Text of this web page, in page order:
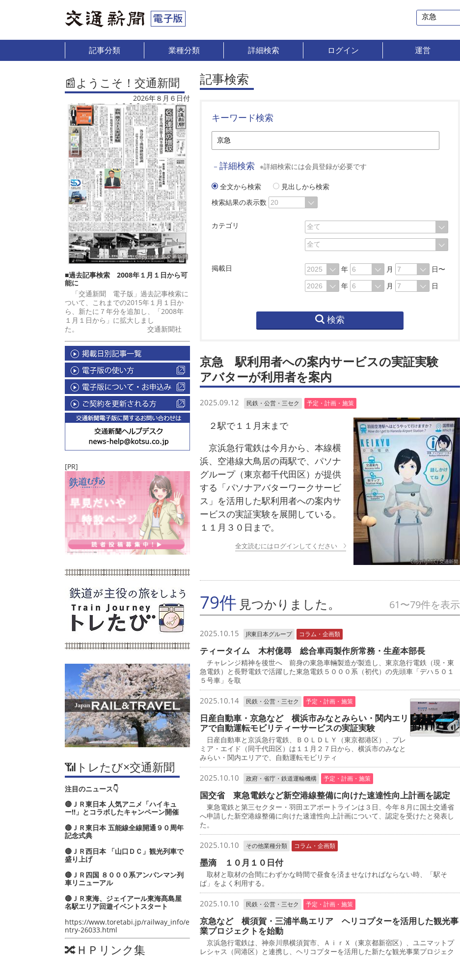
記事分類 業種分類 詳細検索 ログイン 運営
📰ようこそ！交通新聞
2026年８月６日付
■過去記事検索 2008年１月１日から可
能に
「交通新聞 電子版」過去記事検索に
ついて、これまでの2015年１月１日か
ら、新たに７年分を追加し、「2008年
１月１日から」に拡大しまし
た。 交通新聞社
[PR]
📶トレたび×交通新聞
注目のニュース👇
🔴ＪＲ東日本 人気アニメ「ハイキュ
ー‼」とコラボしたキャンペーン開催
🔴ＪＲ東日本 五能線全線開通９０周年
記念式典
🔴ＪＲ西日本 「山口ＤＣ」観光列車で
盛り上げ
🔴ＪＲ四国 ８０００系アンパンマン列
車リニューアル
🔴ＪＲ東海、ジェイアール東海髙島屋
名駅エリア回遊イベントスタート
https://www.toretabi.jp/railway_info/e
ntry-26033.html
🔀ＨＰリンク集
記事検索
キーワード検索
－ 詳細検索 ※詳細検索には会員登録が必要です
全文から検索
見出しから検索
検索結果の表示数
カテゴリ
掲載日 年 月
日〜
年
月 日
検索
京急 駅利用者への案内サービスの実証実験
アバターが利用者を案内
2025.09.12 民鉄・公営・三セク 予定・計画・施策
２駅で１１月末まで
京浜急行電鉄は今月から、本線横
浜、空港線大鳥居の両駅で、パソナ
グループ（東京都千代田区）が提供
する「パソナアバターワークサービ
ス」を活用した駅利用者への案内サ
ービスの実証実験を展開している。
１１月３０日まで。
全文読むにはログインしてください
79件 見つかりました。 61〜79件を表示
2025.10.15 JR東日本グループ コラム・企画類
ティータイム 木村億尋 総合車両製作所常務・生産本部長
チャレンジ精神を後世へ 前身の東急車輛製造が製造し、東京急行電鉄（現・東
急電鉄）と長野電鉄で活躍した東急電鉄５０００系（初代）の先頭車「デハ５０１
５号車」を取
2025.10.14 民鉄・公営・三セク 予定・計画・施策
日産自動車・京急など 横浜市みなとみらい・関内エリ
アで自動運転モビリティーサービスの実証実験
日産自動車と京浜急行電鉄、ＢＯＬＤＬＹ（東京都港区）、プレ
ミア・エイド（同千代田区）は１１月２７日から、横浜市のみなと
みらい・関内エリアで、自動運転モビリティ
2025.10.10 政府・省庁・鉄道運輸機構 予定・計画・施策
国交省 東急電鉄など新空港線整備に向けた速達性向上計画を認定
東急電鉄と第三セクター・羽田エアポートラインは３日、今年８月に国土交通省
へ申請した新空港線整備に向けた速達性向上計画について、認定を受けたと発表し
た。
2025.10.10 その他業種分類 コラム・企画類
墨滴 １０月１０日付
取材と取材の合間にわずかな時間で昼食を済ませなければならない時、「駅そ
ば」をよく利用する。
2025.10.10 民鉄・公営・三セク 予定・計画・施策
京急など 横須賀・三浦半島エリア ヘリコプターを活用した観光事
業プロジェクトを始動
京浜急行電鉄は、神奈川県横須賀市、ＡｉｒＸ（東京都新宿区）、ユニマットプ
レシャス（同港区）と連携し、ヘリコプターを活用した新たな観光事業プロジェク